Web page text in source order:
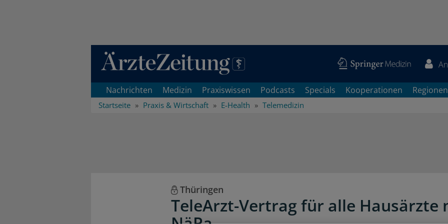
Direkt zum Inhaltsbereich
Nachrichten Medizin Praxiswissen Podcasts Specials Kooperationen Regionen
Startseite Praxis & Wirtschaft E-Health Telemedizin
Thüringen
TeleArzt-Vertrag für alle Hausärzte